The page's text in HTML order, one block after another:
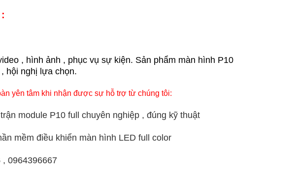
, hình ảnh , phục vụ sự kiện. Sản phẩm màn hình P10
hội nghị lựa chọn.
yên tâm khi nhận được sự hỗ trợ từ chúng tôi:
module P10 full chuyên nghiệp , đúng kỹ thuật
mềm điều khiển màn hình LED full color
0964396667